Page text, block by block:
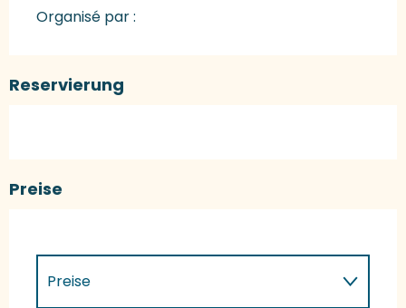
Organisé par :
Reservierung
Preise
Preise